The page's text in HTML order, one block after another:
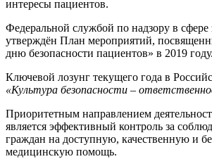
интересы пациентов.
Федеральной службой по надзору в сфере
утверждён План мероприятий,
дню безопасности пациентов» в 2019 году.
Ключевой лозунг текущего года в
«Культура безопасности –
Приоритетным направлением
является эффективный контроль за
граждан на доступную, качественную и
медицинскую помощь.